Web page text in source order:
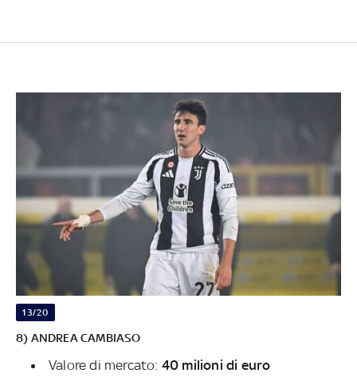
13/20
8) ANDREA CAMBIASO
Valore di mercato: 40 milioni di euro